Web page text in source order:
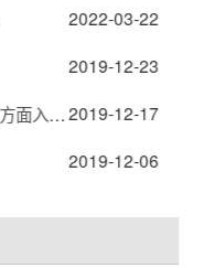
2022-03-22
2019-12-23
改善磁选机选别效果，可以从这四个方面入手！2019-12-17
2019-12-06